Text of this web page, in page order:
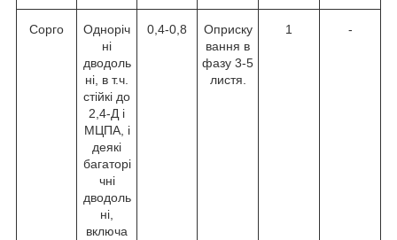
Сорго
Одноріч
ні
дводоль
ні, в т.ч.
стійкі до
2,4-Д і
МЦПА, і
деякі
багаторі
чні
дводоль
ні,
включа
0,4-0,8
Оприску
вання в
фазу 3-5
листя.
1 -